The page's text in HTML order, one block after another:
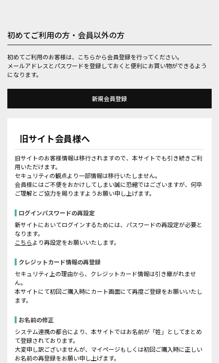
初めてご利用の方・会員以外の方
初めてご利用のお客様は、こちらから会員登録を行ってください。
メールアドレスとパスワードを登録しておくと便利にお買い物ができるよう
になります。
旧サイト会員様へ
旧サイトのお客様情報は移行されますので、本サイトでも引き続きご利
用いただけます。
セキュリティの観点より一部情報は移行いたしません。
会員様にはご不便をおかけしてしまい誠に恐縮ではございますが、何卒
ご理解とご協力を賜りますようお願い申し上げます。
ログインパスワードの再設定
新サイトにおいてログインするためには、パスワードの再設定が必要と
なります。
こちらより再設定をお願いいたします。
クレジットカード情報の再登録
セキュリティ上の理由から、クレジットカード情報は引き継がれませ
ん。
本サイトにて初回ご購入時にカート画面にて再度ご登録をお願いいたし
ます。
お名前の修正
システム連携の都合により、本サイトではお名前が「姓」としてまとめ
て登録されております。
大変申し訳ございませんが、マイページもしくは初回ご購入時に正しい
お名前の再登録をお願い申し上げます。